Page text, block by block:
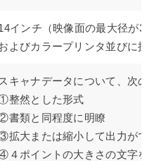
インチ（映像面の最大径が
よびカラープリンタ並びに操
スキャナデータについて、次
整然とした形式
書類と同程度に明瞭
拡大または縮小して出力がで
４ポイントの大きさの文字を